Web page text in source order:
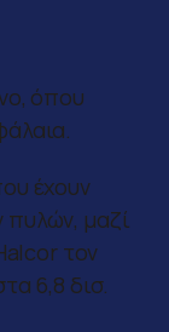
όπου
έχουν
πυλών, μαζί
τον
6,8 δισ.